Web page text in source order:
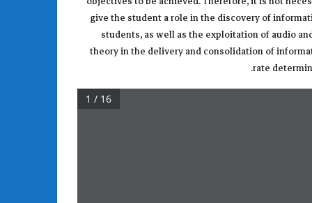
give the student a role in the discovery of
students, as well as the exploitation of audio
theory in the delivery and consolidation of
rate
1 / 16